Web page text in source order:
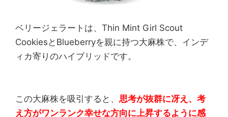
ベリージェラートは、Thin Mint Girl Scout
CookiesとBlueberryを親に持つ大麻株で、インデ
ィカ寄りのハイブリッドです。
この大麻株を吸引すると、 思考が抜群に冴え、考
え方がワンランク幸せな方向に上昇するように感